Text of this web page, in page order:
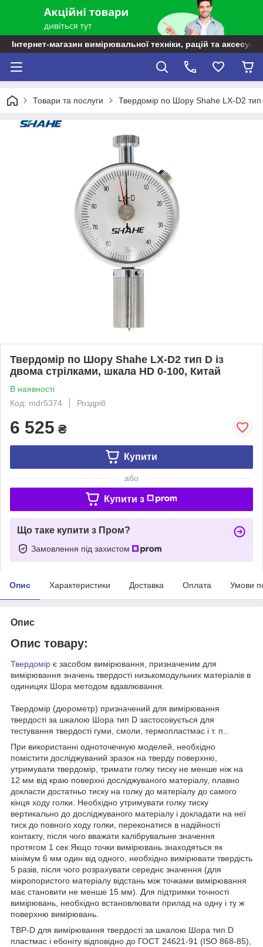
Інтернет-магазин вимірювальної техніки, рацій та
Товари та послуги Твердомір по Шору Shahe LX-D2
Твердомір по Шору Shahe LX-D2 тип D із
двома стрілками, шкала HD 0-100, Китай
В наявності
Код: mdr5374
Роздріб
6 525 ₴
Купити
або
Купити з
Що таке купити з Пром?
Замовлення під захистом
Опис Характеристики Доставка Оплата Умови
Опис
Опис товару:
Твердомір є засобом вимірювання, призначеним для
вимірювання значень твердості низькомодульних матеріалів в
одиницях Шора методом вдавлювання.
Твердомір (дюрометр) призначений для вимірювання
твердості за шкалою Шора тип D застосовується для
тестування твердості гуми, смоли, термопластмас і т. п..
При використанні одноточечную моделей, необхідно
помістити досліджуваний зразок на тверду поверхню,
утримувати твердомір, тримати голку тиску не менше ніж на
12 мм від краю поверхні досліджуваного матеріалу, плавно
докласти достатньо тиску на голку до матеріалу до самого
кінця ходу голки. Необхідно утримувати голку тиску
вертикально до досліджуваного матеріалу і докладати на неї
тиск до повного ходу голки, переконатися в надійності
контакту, після чого вважати калібрувальне значення
протягом 1 сек Якщо точки вимірювань знаходяться як
мінімум 6 мм один від одного, необхідно вимірювати твердість
5 разів, після чого розрахувати середнє значення (для
мікропористого матеріалу відстань між точками вимірювання
має становити не менше 15 мм). Для підтримки точності
вимірювань, необхідно встановлювати прилад на одну і ту ж
поверхню вимірювань.
ТВР-D для вимірювання твердості за шкалою Шора тип D
пластмас і ебоніту відповідно до ГОСТ 24621-91 (ISO 868-85),